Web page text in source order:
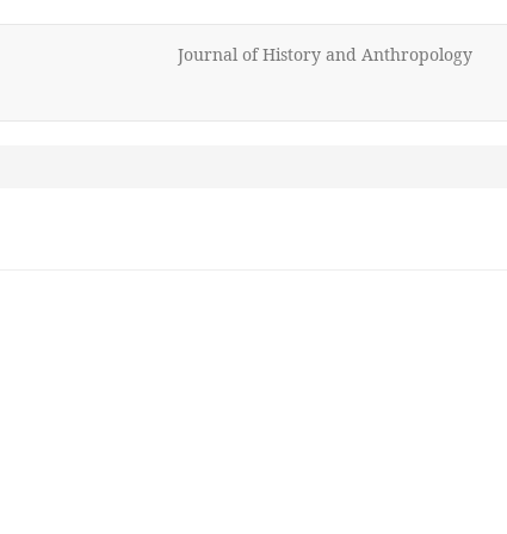
Journal of History and Anthropology